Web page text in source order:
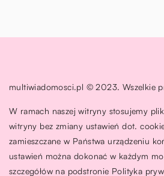
multiwiadomosci.pl © 2023. Wszelkie
W ramach naszej witryny stosujemy
witryny bez zmiany ustawień dot.
zamieszczane w Państwa urządzeniu
ustawień można dokonać w każdym
szczegółów na podstronie Polityka